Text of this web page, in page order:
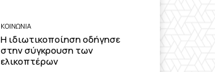
ΚΟΙΝΩΝΙΑ
Η ιδιωτικοποίηση οδήγησε
στην σύγκρουση των
ελικοπτέρων